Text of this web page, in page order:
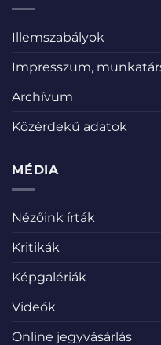
Illemszabályok
Impresszum,
Archívum
Közérdekű adatok
MÉDIA
Nézőink írták
Kritikák
Képgalériák
Videók
Online jegyvásárlás